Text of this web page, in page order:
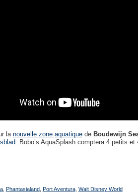
la nouvelle zone aquatiquede Boudewijn
. Bobo’s AquaSplash comptera 4 petits
, Phantasialand, Port Aventura, Walt Disney World